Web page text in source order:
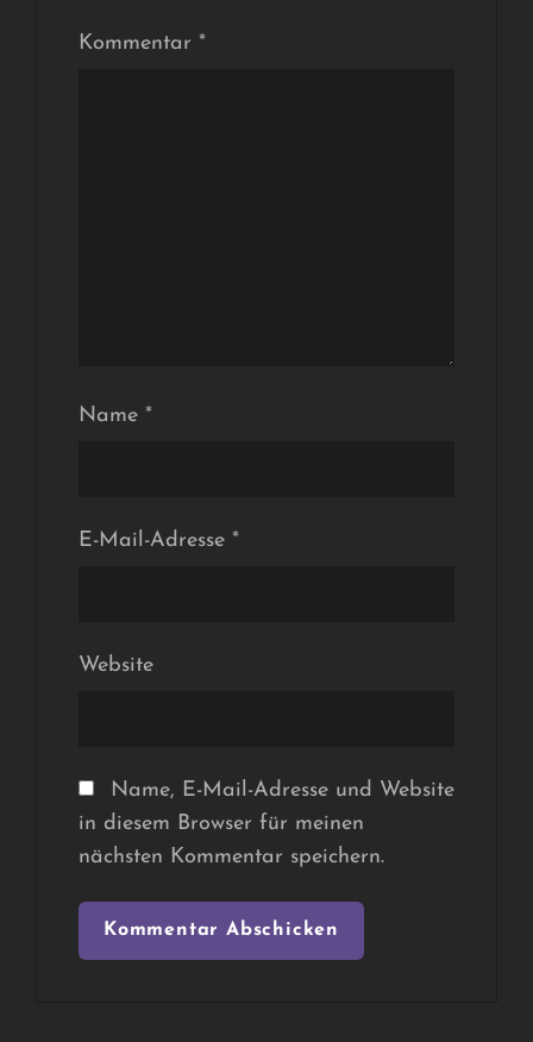
Kommentar *
Name *
E-Mail-Adresse *
Website
Name, E-Mail-Adresse und Website
in diesem Browser für meinen
nächsten Kommentar speichern.